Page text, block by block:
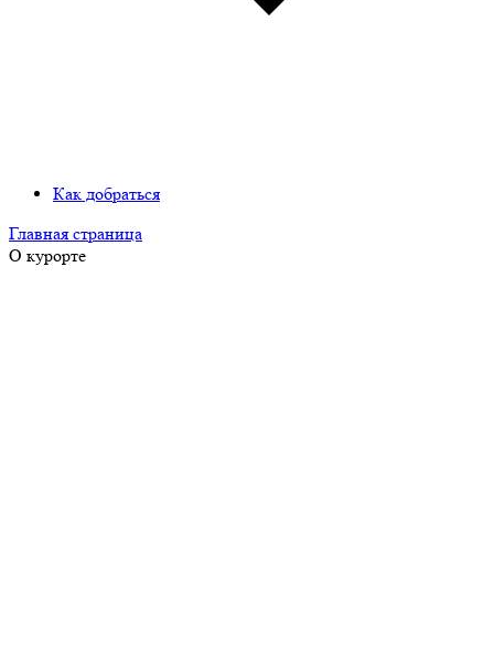
Как добраться
Главная страница
О курорте